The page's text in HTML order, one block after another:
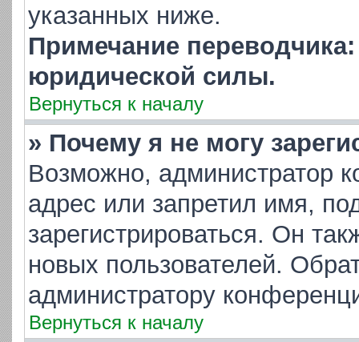
указанных ниже.
Примечание
юридической силы.
Вернуться к началу
» Почему я не могу
Возможно, администратор
адрес или запретил имя,
зарегистрироваться. Он
новых пользователей.
администратору
Вернуться к началу